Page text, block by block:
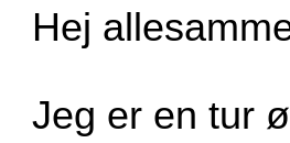
Hej
Jeg er en tur